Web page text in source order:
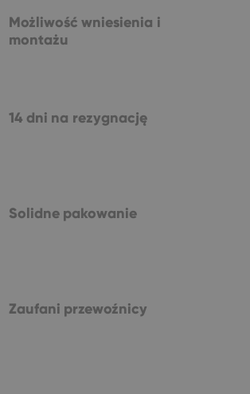
Możliwość wniesienia i
montażu
14 dni na rezygnację
Solidne pakowanie
Zaufani przewoźnicy